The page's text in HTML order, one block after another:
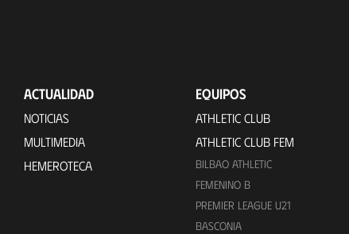
ACTUALIDAD
NOTICIAS
MULTIMEDIA
HEMEROTECA
EQUIPOS
ATHLETIC CLUB
ATHLETIC CLUB FEM
BILBAO ATHLETIC
FEMENINO B
PREMIER LEAGUE U21
BASCONIA